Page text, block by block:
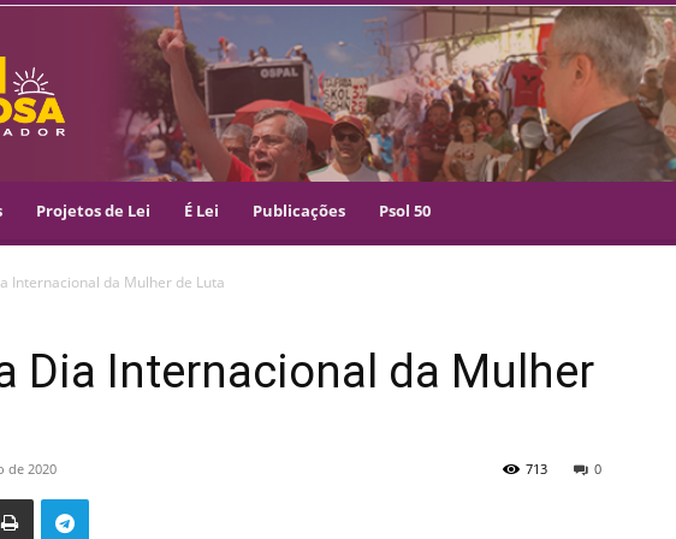
Projetos de Lei É Lei Publicações Psol 50
Internacional da Mulher de Luta
Dia Internacional da Mulher
de 2020 0
713